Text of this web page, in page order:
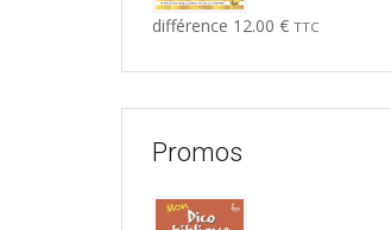
différence 12.00 € TTC
Promos